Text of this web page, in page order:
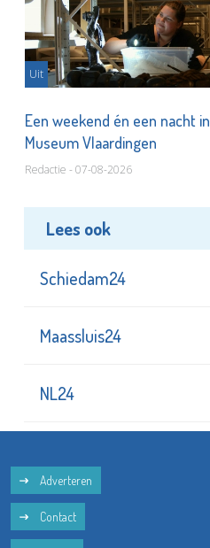
Uit
Een weekend én een nacht in
Museum Vlaardingen
Redactie - 07-08-2026
Lees ook
Schiedam24
Maassluis24
NL24
Adverteren
Contact